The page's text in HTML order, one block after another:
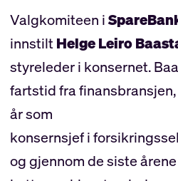
Valgkomiteen i
innstiltHelge Leiro
styreleder i konsernet.
fartstid fra
år som
konsernsjef i
og gjennom de siste